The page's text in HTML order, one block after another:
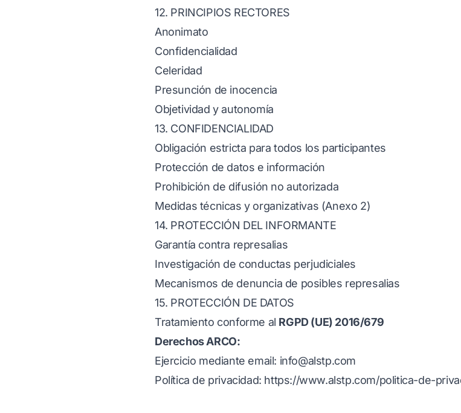
12. PRINCIPIOS RECTORES
Anonimato
Confidencialidad
Celeridad
Presunción de inocencia
Objetividad y autonomía
13. CONFIDENCIALIDAD
Obligación estricta para todos los participantes
Protección de datos e información
Prohibición de difusión no autorizada
Medidas técnicas y organizativas (Anexo 2)
14. PROTECCIÓN DEL INFORMANTE
Garantía contra represalias
Investigación de conductas perjudiciales
Mecanismos de denuncia de posibles represalias
15. PROTECCIÓN DE DATOS
Tratamiento conforme al RGPD (UE) 2016/679
Derechos ARCO:
Ejercicio mediante email: info@alstp.com
Política de privacidad: https://www.alstp.com/politica-de-